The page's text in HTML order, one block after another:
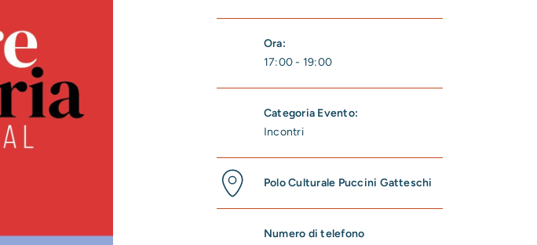
Ora:
17:00 - 19:00
Categoria Evento:
Incontri
Polo Culturale Puccini Gatteschi
Numero di telefono